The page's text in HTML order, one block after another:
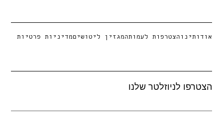
הצטרפות לעמותהמגזין ליטושיםמדיניות פרטיות
לניוזלטר שלנו